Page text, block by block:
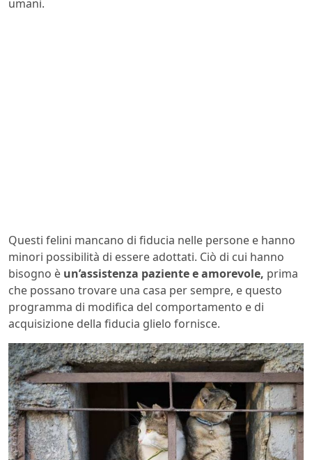
umani.
Questi felini mancano di fiducia nelle persone e hanno
minori possibilità di essere adottati. Ciò di cui hanno
bisogno è un’assistenza paziente e amorevole, prima
che possano trovare una casa per sempre, e questo
programma di modifica del comportamento e di
acquisizione della fiducia glielo fornisce.